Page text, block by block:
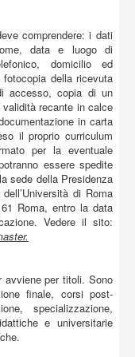
comprendere: i dati
data e luogo di
domicilio ed
della ricevuta
accesso, copia di un
recante in calce
in carta
il proprio curriculum
per la eventuale
essere spedite
sede della Presidenza
di Roma
Roma, entro la data
Vedere il sito:
avviene per titoli. Sono
finale, corsi post-
specializzazione,
e universitarie